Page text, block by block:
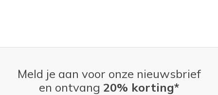
Meld je aan voor onze nieuwsbrief
en ontvang 20% korting*